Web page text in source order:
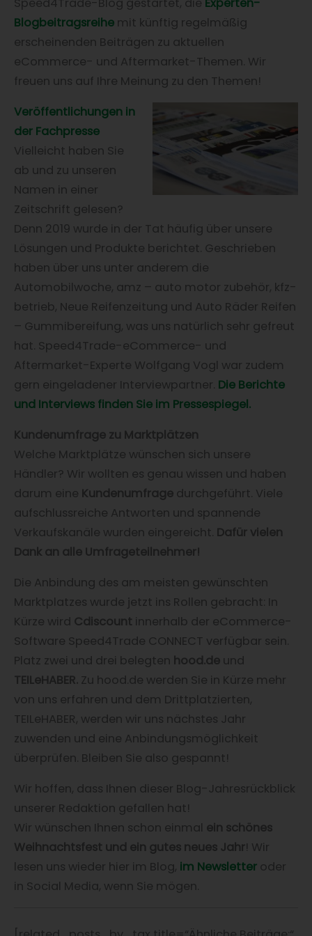
Speed4Trade-Blog gestartet, die Experten-
Blogbeitragsreihe mit künftig regelmäßig
erscheinenden Beiträgen zu aktuellen
eCommerce- und Aftermarket-Themen. Wir
freuen uns auf Ihre Meinung zu den Themen!
Veröffentlichungen in
der Fachpresse
Vielleicht haben Sie
ab und zu unseren
Namen in einer
Zeitschrift gelesen?
Denn 2019 wurde in der Tat häufig über unsere
Lösungen und Produkte berichtet. Geschrieben
haben über uns unter anderem die
Automobilwoche, amz – auto motor zubehör, kfz-
betrieb, Neue Reifenzeitung und Auto Räder Reifen
– Gummibereifung, was uns natürlich sehr gefreut
hat. Speed4Trade-eCommerce- und
Aftermarket-Experte Wolfgang Vogl war zudem
gern eingeladener Interviewpartner. Die Berichte
und Interviews finden Sie im Pressespiegel.
Kundenumfrage zu Marktplätzen
Welche Marktplätze wünschen sich unsere
Händler? Wir wollten es genau wissen und haben
darum eine Kundenumfrage durchgeführt. Viele
aufschlussreiche Antworten und spannende
Verkaufskanäle wurden eingereicht. Dafür vielen
Dank an alle Umfrageteilnehmer!
Die Anbindung des am meisten gewünschten
Marktplatzes wurde jetzt ins Rollen gebracht: In
Kürze wird Cdiscount innerhalb der eCommerce-
Software Speed4Trade CONNECT verfügbar sein.
Platz zwei und drei belegten hood.de und
TEILeHABER. Zu hood.de werden Sie in Kürze mehr
von uns erfahren und dem Drittplatzierten,
TEILeHABER, werden wir uns nächstes Jahr
zuwenden und eine Anbindungsmöglichkeit
überprüfen. Bleiben Sie also gespannt!
Wir hoffen, dass Ihnen dieser Blog-Jahresrückblick
unserer Redaktion gefallen hat!
Wir wünschen Ihnen schon einmal ein schönes
Weihnachtsfest und ein gutes neues Jahr! Wir
lesen uns wieder hier im Blog, im Newsletter oder
in Social Media, wenn Sie mögen.